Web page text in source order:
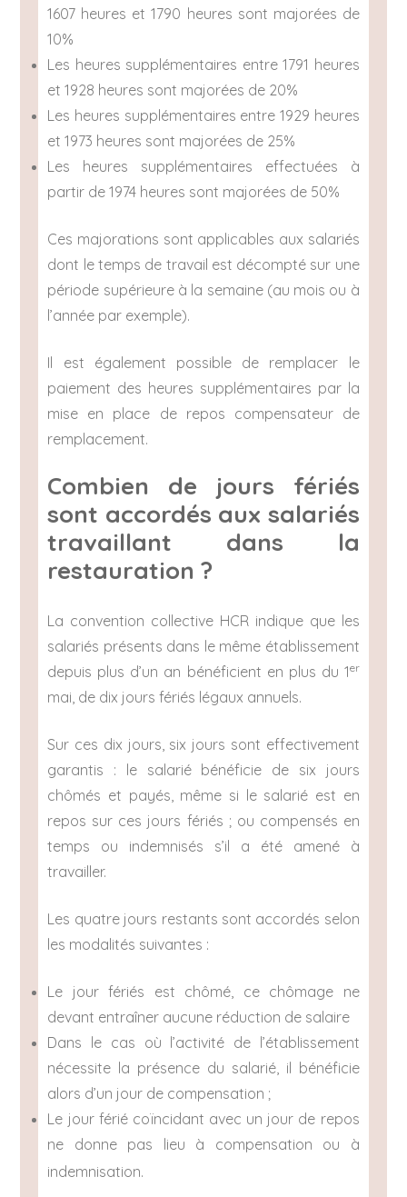
1607 heures et 1790 heures sont majorées de
10%
Les heures supplémentaires entre 1791 heures
et 1928 heures sont majorées de 20%
Les heures supplémentaires entre 1929 heures
et 1973 heures sont majorées de 25%
Les heures supplémentaires effectuées à
partir de 1974 heures sont majorées de 50%
Ces majorations sont applicables aux salariés
dont le temps de travail est décompté sur une
période supérieure à la semaine (au mois ou à
l’année par exemple).
Il est également possible de remplacer le
paiement des heures supplémentaires par la
mise en place de repos compensateur de
remplacement.
Combien de jours fériés
sont accordés aux salariés
travaillant dans la
restauration ?
La convention collective HCR indique que les
salariés présents dans le même établissement
depuis plus d’un an bénéficient en plus du 1er
mai, de dix jours fériés légaux annuels.
Sur ces dix jours, six jours sont effectivement
garantis : le salarié bénéficie de six jours
chômés et payés, même si le salarié est en
repos sur ces jours fériés ; ou compensés en
temps ou indemnisés s’il a été amené à
travailler.
Les quatre jours restants sont accordés selon
les modalités suivantes :
Le jour fériés est chômé, ce chômage ne
devant entraîner aucune réduction de salaire
Dans le cas où l’activité de l’établissement
nécessite la présence du salarié, il bénéficie
alors d’un jour de compensation ;
Le jour férié coïncidant avec un jour de repos
ne donne pas lieu à compensation ou à
indemnisation.